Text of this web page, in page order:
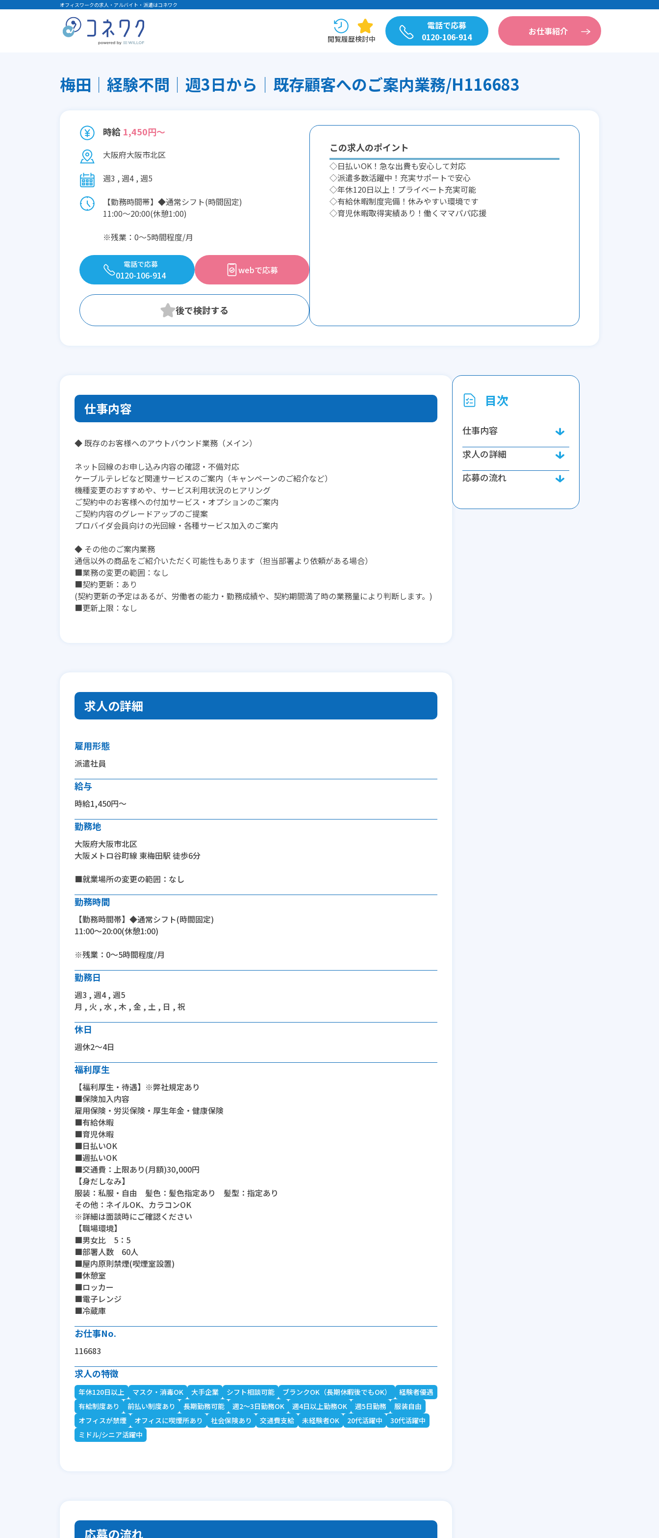
オフィスワークの求人・アルバイト・派遣はコネワク
閲覧履歴検討中
電話で応募
0120-106-914
お仕事紹介
梅田│経験不問│週3日から│既存顧客へのご案内業務/H116683
時給 1,450円～
大阪府大阪市北区
週3 , 週4 , 週5
【勤務時間帯】◆通常シフト(時間固定)
11:00〜20:00(休憩1:00)
※残業：0〜5時間程度/月
電話で応募
0120-106-914 webで応募
この求人のポイント
◇日払いOK！急な出費も安心して対応
◇派遣多数活躍中！充実サポートで安心
◇年休120日以上！プライベート充実可能
◇有給休暇制度完備！休みやすい環境です
◇育児休暇取得実績あり！働くママパパ応援
仕事内容
◆ 既存のお客様へのアウトバウンド業務（メイン）
ネット回線のお申し込み内容の確認・不備対応
ケーブルテレビなど関連サービスのご案内（キャンペーンのご紹介など）
機種変更のおすすめや、サービス利用状況のヒアリング
ご契約中のお客様への付加サービス・オプションのご案内
ご契約内容のグレードアップのご提案
プロバイダ会員向けの光回線・各種サービス加入のご案内
◆ その他のご案内業務
通信以外の商品をご紹介いただく可能性もあります（担当部署より依頼がある場合）
■業務の変更の範囲：なし
■契約更新：あり
(契約更新の予定はあるが、労働者の能力・勤務成績や、契約期間満了時の業務量により判断します。)
■更新上限：なし
求人の詳細
雇用形態
派遣社員
給与
時給1,450円～
勤務地
大阪府大阪市北区
大阪メトロ谷町線 東梅田駅 徒歩6分
■就業場所の変更の範囲：なし
勤務時間
【勤務時間帯】◆通常シフト(時間固定)
11:00〜20:00(休憩1:00)
※残業：0〜5時間程度/月
勤務日
週3 , 週4 , 週5
月 , 火 , 水 , 木 , 金 , 土 , 日 , 祝
休日
週休2～4日
福利厚生
【福利厚生・待遇】※弊社規定あり
■保険加入内容
雇用保険・労災保険・厚生年金・健康保険
■有給休暇
■育児休暇
■日払いOK
■週払いOK
■交通費：上限あり(月額)30,000円
【身だしなみ】
服装：私服・自由 髪色：髪色指定あり 髪型：指定あり
その他：ネイルOK、カラコンOK
※詳細は面談時にご確認ください
【職場環境】
■男女比 5：5
■部署人数 60人
■屋内原則禁煙(喫煙室設置)
■休憩室
■ロッカー
■電子レンジ
■冷蔵庫
お仕事No.
116683
求人の特徴
年休120日以上 マスク・消毒OK 大手企業 シフト相談可能 ブランクOK（長期休暇後でもOK）
経験者優遇
有給制度あり
前払い制度あり 長期勤務可能 週2～3日勤務OK 週4日以上勤務OK 週5日勤務
服装自由
オフィスが禁煙
オフィスに喫煙所あり 社会保険あり 交通費支給 未経験者OK 20代活躍中
30代活躍中
ミドル/シニア活躍中
応募の流れ
目次
仕事内容
求人の詳細
応募の流れ